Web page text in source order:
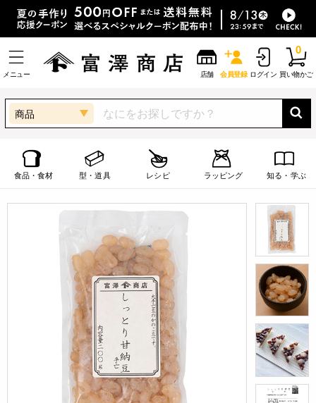
メニュー 店舗 会員登録 ログイン 買い物かご
0
商品
食品・食材 型・道具 レシピ ラッピング 知る・学ぶ